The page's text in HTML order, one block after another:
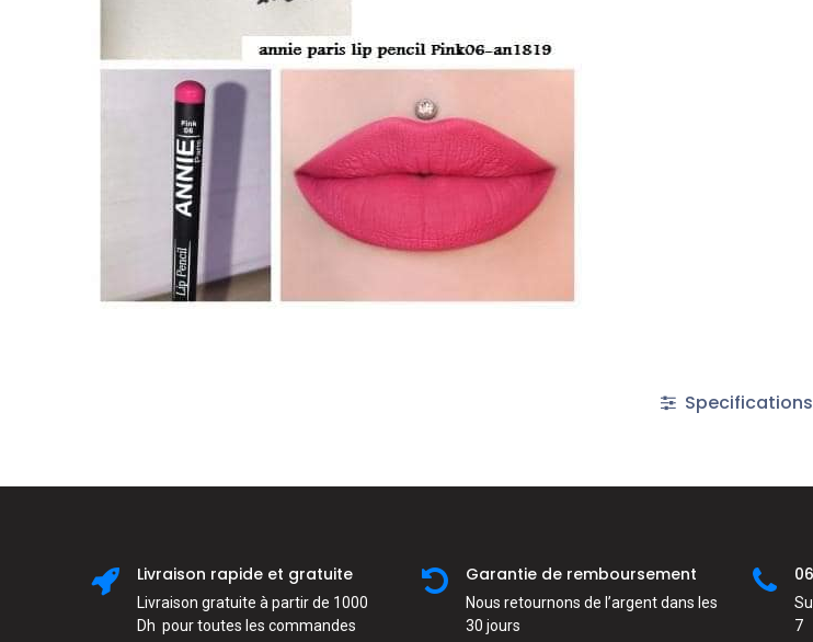
Specifications
Livraison rapide et gratuite
Livraison gratuite à partir de 1000
Dh pour toutes les commandes
Garantie de remboursement
Nous retournons de l’argent dans les
30 jours
7